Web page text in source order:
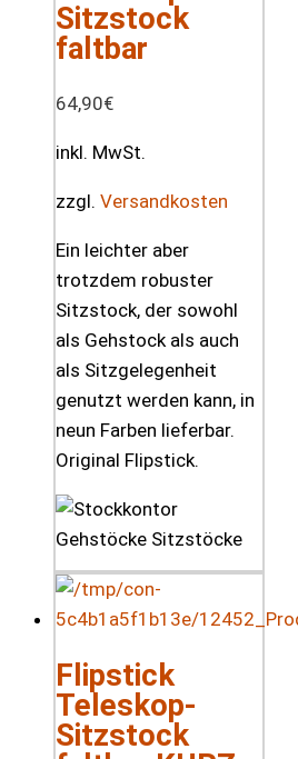
Sitzstock
faltbar
64,90€
inkl. MwSt.
zzgl. Versandkosten
Ein leichter aber
trotzdem robuster
Sitzstock, der sowohl
als Gehstock als auch
als Sitzgelegenheit
genutzt werden kann, in
neun Farben lieferbar.
Original Flipstick.
Flipstick
Teleskop-
Sitzstock